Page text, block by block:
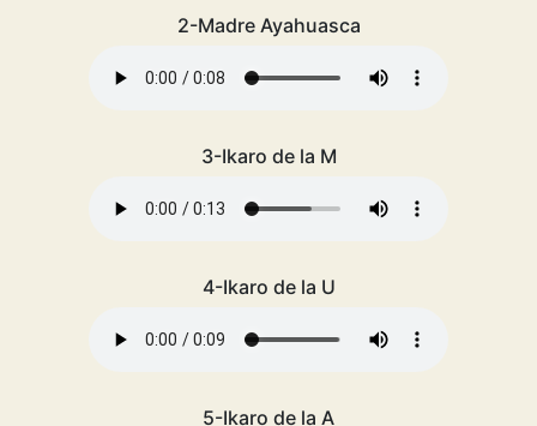
2-Madre Ayahuasca
3-Ikaro de la M
4-Ikaro de la U
5-Ikaro de la A